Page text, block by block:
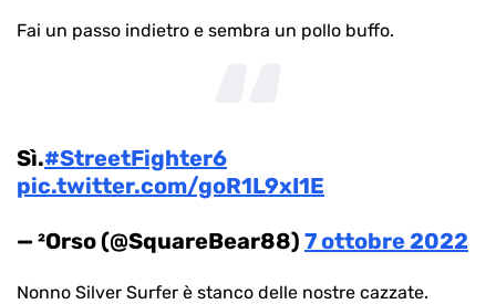
Fai un passo indietro e sembra un pollo buffo.
Sì.#StreetFighter6
pic.twitter.com/goR1L9xI1E
— ²Orso (@SquareBear88) 7 ottobre 2022
Nonno Silver Surfer è stanco delle nostre cazzate.